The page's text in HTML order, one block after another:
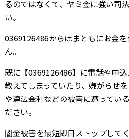
るのではなくて、ヤミ金に強い司
い。
0369126486からはまともにお金
ん。
既に【0369126486】に電話や申
教えてしまっていたり、嫌がらせ
や違法金利などの被害に遭ってい
ださい。
闇金被害を最短即日ストップして